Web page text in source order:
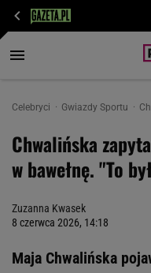
Celebryci Gwiazdy Sportu
Chwalińska
w bawełnę. "To
Zuzanna Kwasek
8 czerwca 2026, 14:18
Maja Chwalińska